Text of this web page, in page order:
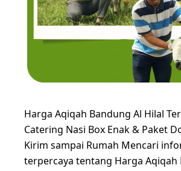
Harga Aqiqah Bandung Al Hilal
Catering Nasi Box Enak & Paket
Kirim sampai Rumah Mencari
terpercaya tentang Harga Aqiqah